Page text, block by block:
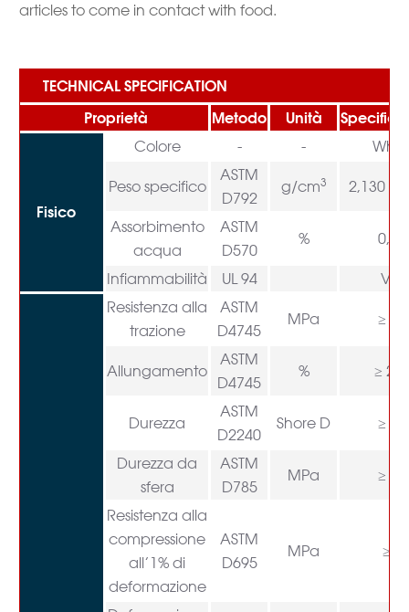
articles to come in contact with food.
TECHNICAL SPECIFICATION
Proprietà
Metodo Unità
Fisico
Colore - -
Peso specifico
ASTM
D792
g/cm3 2,130 –
Assorbimento
acqua
ASTM
D570
% 0,01
Infiammabilità UL 94
V-0
Resistenza alla
trazione
ASTM
D4745
MPa ≥ 20
Allungamento
ASTM
D4745
% ≥
Durezza
ASTM
D2240
Shore D ≥ 54
Durezza da
sfera
ASTM
D785
MPa ≥ 23
Resistenza alla
compressione
all’1% di
deformazione
ASTM
D695
MPa ≥ 4